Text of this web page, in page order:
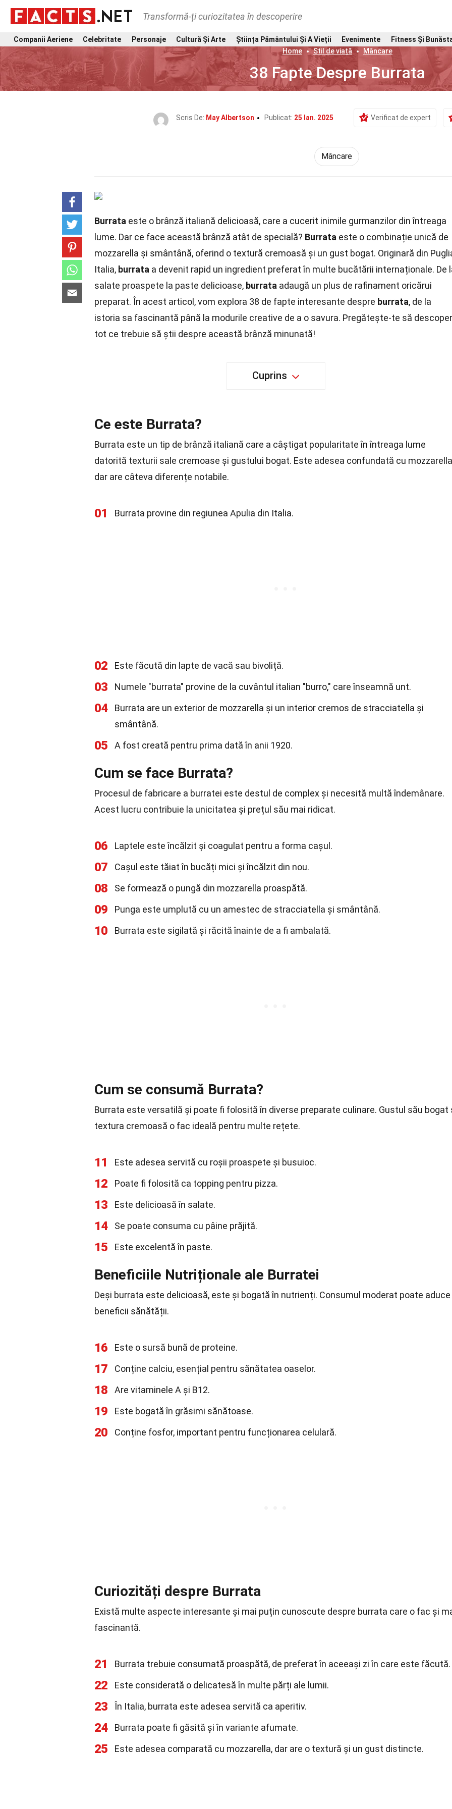
Transformă-ți curiozitatea în descoperire
Companii Aeriene Celebritate Personaje Cultură Și Arte Știința Pământului Și A Vieții Evenimente
Fitness Și
Home
Stil de viață Mâncare
38 Fapte Despre Burrata
Scris De: May Albertson Publicat: 25 Ian. 2025 Verificat de expert
Mâncare
Burrata este o brânză italiană delicioasă, care a cucerit inimile gurmanzilor din întreaga
lume. Dar ce face această brânză atât de specială? Burrata este o combinație unică de
mozzarella și smântână, oferind o textură cremoasă și un gust bogat. Originară din
Italia, burrata a devenit rapid un ingredient preferat în multe bucătării internaționale. De
salate proaspete la paste delicioase, burrata adaugă un plus de rafinament oricărui
preparat. În acest articol, vom explora 38 de fapte interesante despre burrata, de la
istoria sa fascinantă până la modurile creative de a o savura. Pregătește-te să
tot ce trebuie să știi despre această brânză minunată!
Cuprins
Ce este Burrata?
Burrata este un tip de brânză italiană care a câștigat popularitate în întreaga lume
datorită texturii sale cremoase și gustului bogat. Este adesea confundată cu
dar are câteva diferențe notabile.
01 Burrata provine din regiunea Apulia din Italia.
02 Este făcută din lapte de vacă sau bivoliță.
03 Numele "burrata" provine de la cuvântul italian "burro," care înseamnă unt.
04
Burrata are un exterior de mozzarella și un interior cremos de stracciatella și
smântână.
05 A fost creată pentru prima dată în anii 1920.
Cum se face Burrata?
Procesul de fabricare a burratei este destul de complex și necesită multă îndemânare.
Acest lucru contribuie la unicitatea și prețul său mai ridicat.
06 Laptele este încălzit și coagulat pentru a forma cașul.
07 Cașul este tăiat în bucăți mici și încălzit din nou.
08 Se formează o pungă din mozzarella proaspătă.
09 Punga este umplută cu un amestec de stracciatella și smântână.
10 Burrata este sigilată și răcită înainte de a fi ambalată.
Cum se consumă Burrata?
Burrata este versatilă și poate fi folosită în diverse preparate culinare. Gustul său bogat
textura cremoasă o fac ideală pentru multe rețete.
11 Este adesea servită cu roșii proaspete și busuioc.
12 Poate fi folosită ca topping pentru pizza.
13 Este delicioasă în salate.
14 Se poate consuma cu pâine prăjită.
15 Este excelentă în paste.
Beneficiile Nutriționale ale Burratei
Deși burrata este delicioasă, este și bogată în nutrienți. Consumul moderat poate aduce
beneficii sănătății.
16 Este o sursă bună de proteine.
17 Conține calciu, esențial pentru sănătatea oaselor.
18 Are vitaminele A și B12.
19 Este bogată în grăsimi sănătoase.
20 Conține fosfor, important pentru funcționarea celulară.
Curiozități despre Burrata
Există multe aspecte interesante și mai puțin cunoscute despre burrata care o fac și
fascinantă.
21 Burrata trebuie consumată proaspătă, de preferat în aceeași zi în care este făcută.
22 Este considerată o delicatesă în multe părți ale lumii.
23 În Italia, burrata este adesea servită ca aperitiv.
24 Burrata poate fi găsită și în variante afumate.
25 Este adesea comparată cu mozzarella, dar are o textură și un gust distincte.